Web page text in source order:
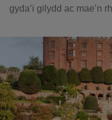
gyda’i gilydd ac mae’n